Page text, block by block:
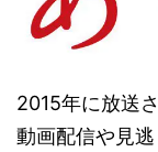
2015年に放送
動画配信や見